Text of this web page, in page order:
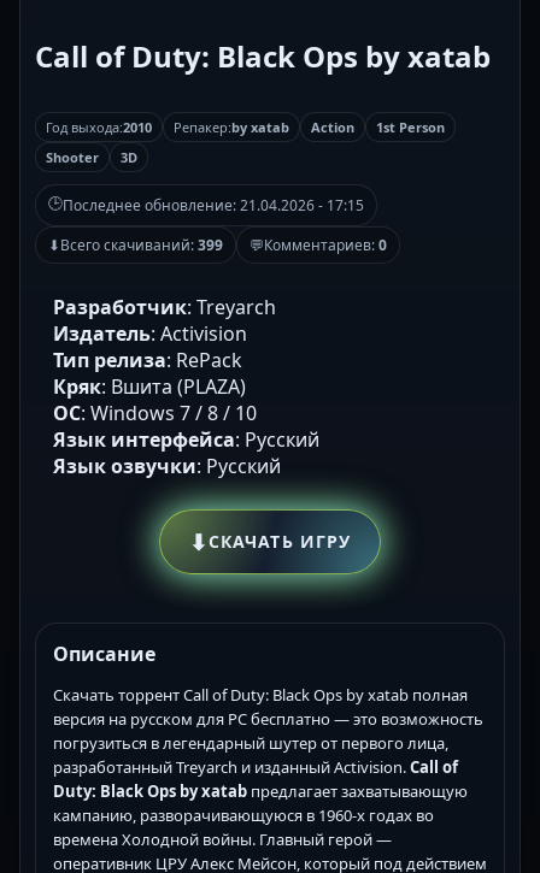
Call of Duty: Black Ops by xatab
Год выхода:2010 Репакер:by xatab Action
1st Person
Shooter
3D
🕒Последнее обновление:21.04.2026 - 17:15
⬇Всего скачиваний:399 💬Комментариев:0
Разработчик: Treyarch
Издатель: Activision
Тип релиза: RePack
Кряк: Вшита (PLAZA)
ОС: Windows 7 / 8 / 10
Язык интерфейса: Русский
Язык озвучки: Русский
⬇СКАЧАТЬ ИГРУ
Описание
Скачать торрент Call of Duty: Black Ops by xatab полная
версия на русском для PC бесплатно — это возможность
погрузиться в легендарный шутер от первого лица,
разработанный Treyarch и изданный Activision.Call of
Duty: Black Ops by xatab предлагает захватывающую
кампанию, разворачивающуюся в 1960-х годах во
времена Холодной войны. Главный герой —
оперативник ЦРУ Алекс Мейсон, который под действием